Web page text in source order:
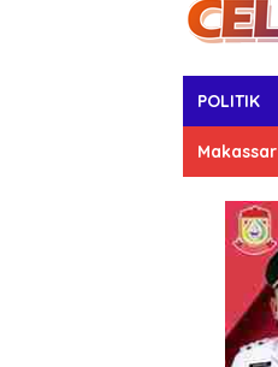
POLITIK
Makassar